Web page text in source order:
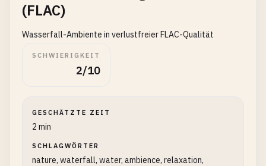
(FLAC)
Wasserfall-Ambiente in verlustfreier FLAC-Qualität
SCHWIERIGKEIT
2/10
GESCHÄTZTE ZEIT
2 min
SCHLAGWÖRTER
nature, waterfall, water, ambience, relaxation,